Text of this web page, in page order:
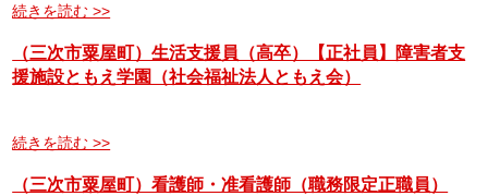
続きを読む >>
（三次市粟屋町）生活支援員（高卒）【正社員】障害者支
援施設ともえ学園（社会福祉法人ともえ会）
続きを読む >>
（三次市粟屋町）看護師・准看護師（職務限定正職員）